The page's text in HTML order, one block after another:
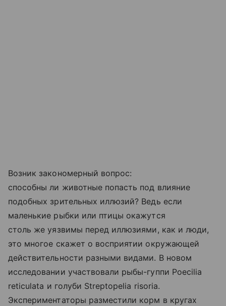
Возник закономерный вопрос:
способны ли животные попасть под влияние
подобных зрительных иллюзий? Ведь если
маленькие рыбки или птицы окажутся
столь же уязвимы перед иллюзиями, как и люди,
это многое скажет о восприятии окружающей
действительности разными видами. В новом
исследовании участвовали рыбы-гуппи Poecilia
reticulata и голуби Streptopelia risoria.
Экспериментаторы разместили корм в кругах